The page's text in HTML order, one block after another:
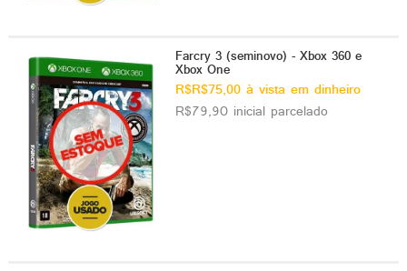
Farcry 3 (seminovo) - Xbox 360 e
Xbox One
R$R$75,00 à vista em dinheiro
R$79,90 inicial parcelado